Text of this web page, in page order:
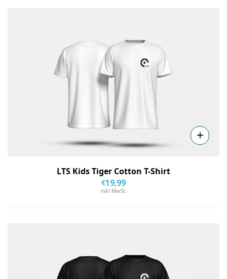
LTS Kids Tiger Cotton T-Shirt
€19,99
inkl MwSt,